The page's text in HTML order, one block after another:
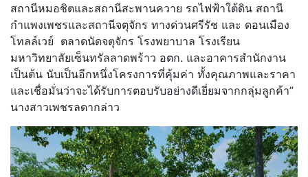
สถานีหมอชิตและสถานีสะพานควาย รถไฟฟ้าใต้ดิน สถานี
กำแพงเพชรและสถานีจตุจักร ทางด่วนศรีรัช และ ดอนเมือง
โทลล์เวย์ ตลาดนัดจตุจักร โรงพยาบาล โรงเรียน
มหาวิทยาลัยเซ็นทรัลลาดพร้าว อตก. และอาคารสำนักงาน
เป็นต้น นับเป็นอีกหนึ่งโครงการที่คุ้มค่า ทั้งคุณภาพและราคา
และเชื่อมั่นว่าจะได้รับการตอบรับอย่างดีเยี่ยมจากกลุ่มลูกค้า”
นางสาวเพชรลดากล่าว